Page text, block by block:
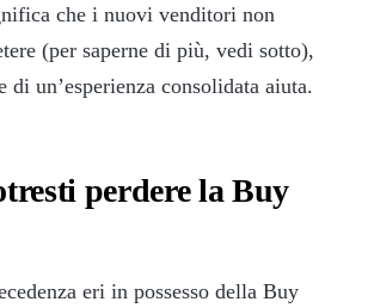
che i nuovi venditori non
(per saperne di più, vedi sotto),
di un’esperienza consolidata aiuta.
perdere la Buy
eri in possesso della Buy